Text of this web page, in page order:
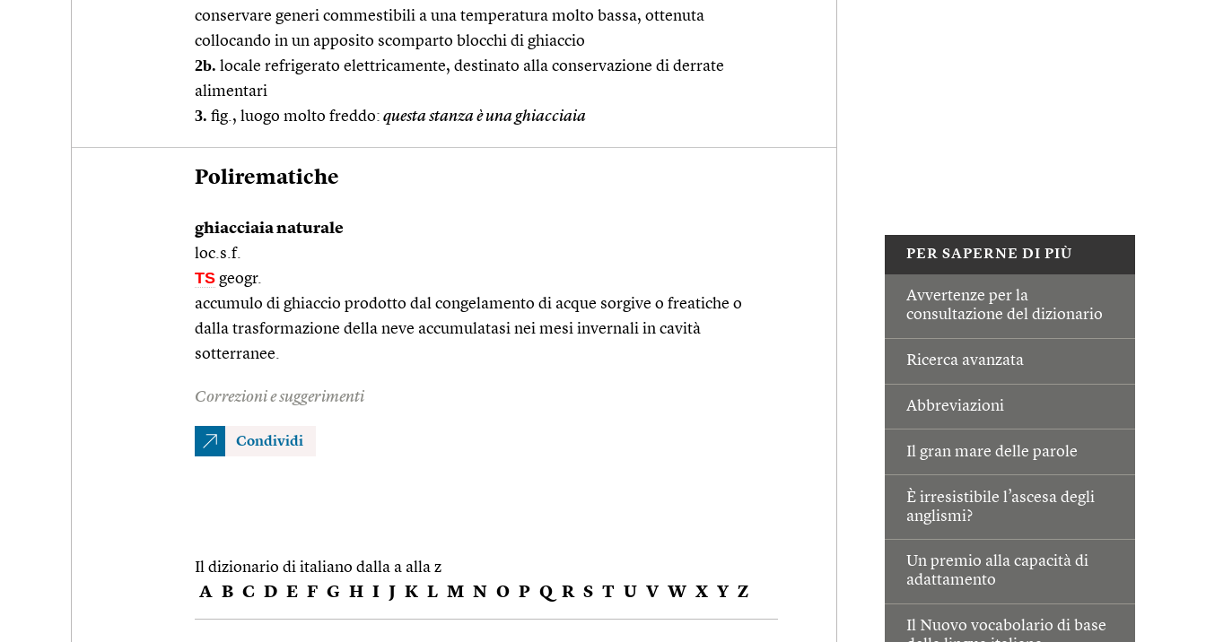
PER SAPERNE DI PIÙ
Avvertenze per la
consultazione del dizionario
Ricerca avanzata
Abbreviazioni
Il gran mare delle parole
È irresistibile l’ascesa degli
anglismi?
Un premio alla capacità di
adattamento
Il Nuovo vocabolario di base
conservare generi commestibili a una temperatura molto bassa, ottenuta
collocando in un apposito scomparto blocchi di ghiaccio
2b. locale refrigerato elettricamente, destinato alla conservazione di derrate
alimentari
3. fig., luogo molto freddo: questa stanza è una ghiacciaia
Polirematiche
ghiacciaia naturale
loc.s.f.
TS geogr.
accumulo di ghiaccio prodotto dal congelamento di acque sorgive o freatiche o
dalla trasformazione della neve accumulatasi nei mesi invernali in cavità
sotterranee.
Correzioni e suggerimenti
Condividi
Il dizionario di italiano dalla a alla z
A B C D E F G H I J K L M N O P Q R S T U V W X Y Z